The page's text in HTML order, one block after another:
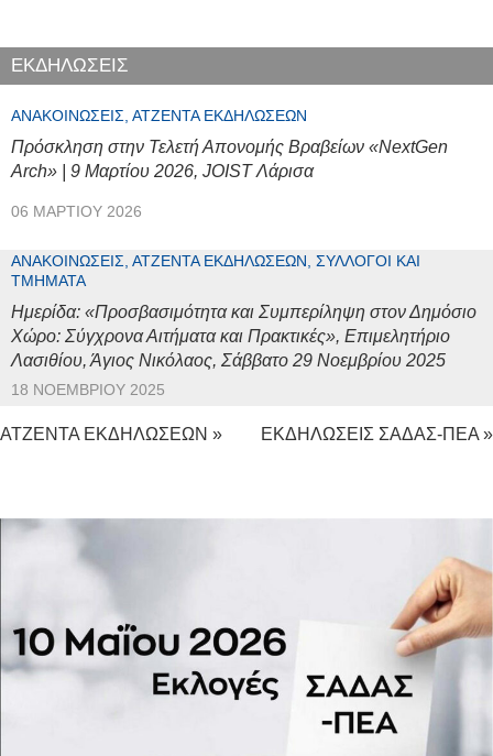
ΕΚΔΗΛΩΣΕΙΣ
ΑΝΑΚΟΙΝΏΣΕΙΣ, ΑΤΖΈΝΤΑ ΕΚΔΗΛΏΣΕΩΝ
Πρόσκληση στην Τελετή Απονομής Βραβείων «NextGen
Arch» | 9 Μαρτίου 2026, JOIST Λάρισα
06 ΜΑΡΤΊΟΥ 2026
ΑΝΑΚΟΙΝΏΣΕΙΣ, ΑΤΖΈΝΤΑ ΕΚΔΗΛΏΣΕΩΝ, ΣΎΛΛΟΓΟΙ ΚΑΙ
ΤΜΉΜΑΤΑ
Ημερίδα: «Προσβασιμότητα και Συμπερίληψη στον Δημόσιο
Χώρο: Σύγχρονα Αιτήματα και Πρακτικές», Επιμελητήριο
Λασιθίου, Άγιος Νικόλαος, Σάββατο 29 Νοεμβρίου 2025
18 ΝΟΕΜΒΡΊΟΥ 2025
ΑΤΖΕΝΤΑ ΕΚΔΗΛΩΣΕΩΝ » ΕΚΔΗΛΩΣΕΙΣ ΣΑΔΑΣ-ΠΕΑ »